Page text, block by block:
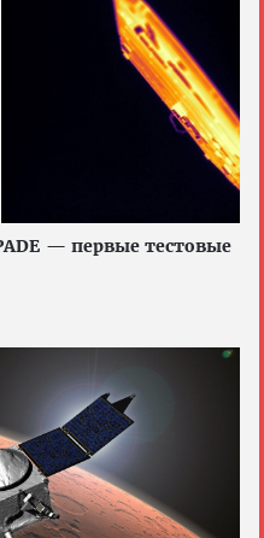
— первые тестовые